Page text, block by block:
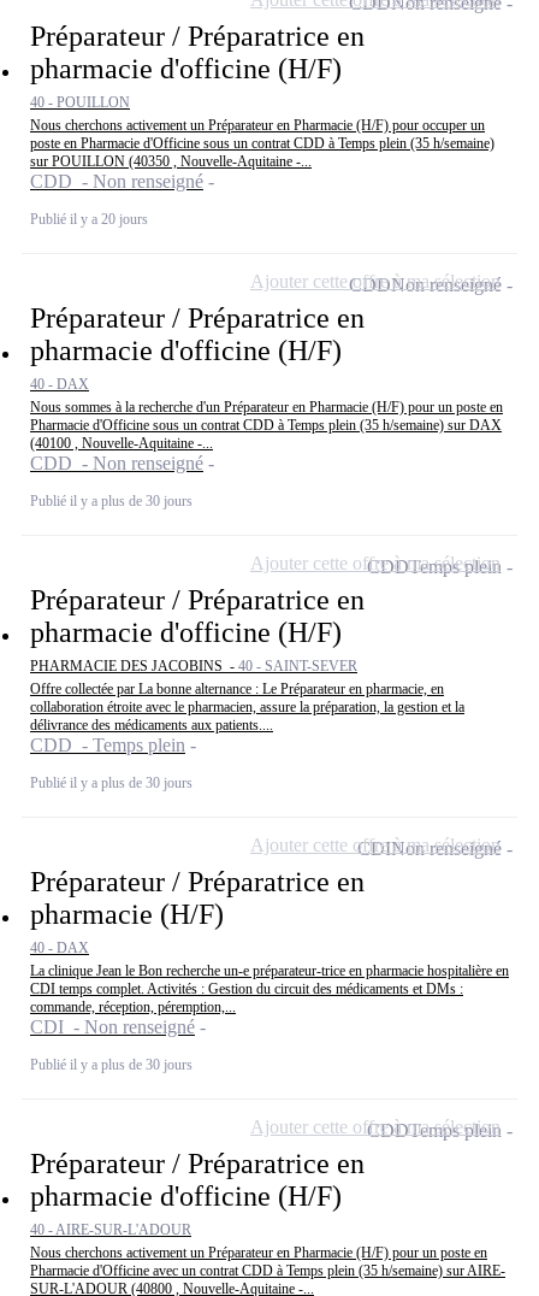
Préparateur / Préparatrice en
pharmacie d'officine (H/F)
40 - POUILLON
Nous cherchons activement un Préparateur en Pharmacie (H/F) pour occuper un
poste en Pharmacie d'Officine sous un contrat CDD à Temps plein (35 h/semaine)
sur POUILLON (40350 , Nouvelle-Aquitaine -...
CDD - Non renseigné
Publié il y a 20 jours
Préparateur / Préparatrice en
pharmacie d'officine (H/F)
40 - DAX
Nous sommes à la recherche d'un Préparateur en Pharmacie (H/F) pour un poste en
Pharmacie d'Officine sous un contrat CDD à Temps plein (35 h/semaine) sur DAX
(40100 , Nouvelle-Aquitaine -...
CDD - Non renseigné
Publié il y a plus de 30 jours
CDDNon renseigné
Ajouter cette offre à ma sélection
Préparateur / Préparatrice en
pharmacie d'officine (H/F)
PHARMACIE DES JACOBINS - 40 - SAINT-SEVER
Offre collectée par La bonne alternance : Le Préparateur en pharmacie, en
collaboration étroite avec le pharmacien, assure la préparation, la gestion et la
délivrance des médicaments aux patients....
CDD - Temps plein
Publié il y a plus de 30 jours
CDDTemps plein
Ajouter cette offre à ma sélection
Préparateur / Préparatrice en
pharmacie (H/F)
40 - DAX
La clinique Jean le Bon recherche un-e préparateur-trice en pharmacie hospitalière en
CDI temps complet. Activités : Gestion du circuit des médicaments et DMs :
commande, réception, péremption,...
CDI - Non renseigné
Publié il y a plus de 30 jours
CDINon renseigné
Ajouter cette offre à ma sélection
Préparateur / Préparatrice en
pharmacie d'officine (H/F)
40 - AIRE-SUR-L'ADOUR
Nous cherchons activement un Préparateur en Pharmacie (H/F) pour un poste en
Pharmacie d'Officine avec un contrat CDD à Temps plein (35 h/semaine) sur AIRE-
SUR-L'ADOUR (40800 , Nouvelle-Aquitaine -...
CDDTemps plein
Ajouter cette offre à ma sélection